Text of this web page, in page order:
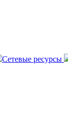
Сетевые ресурсы